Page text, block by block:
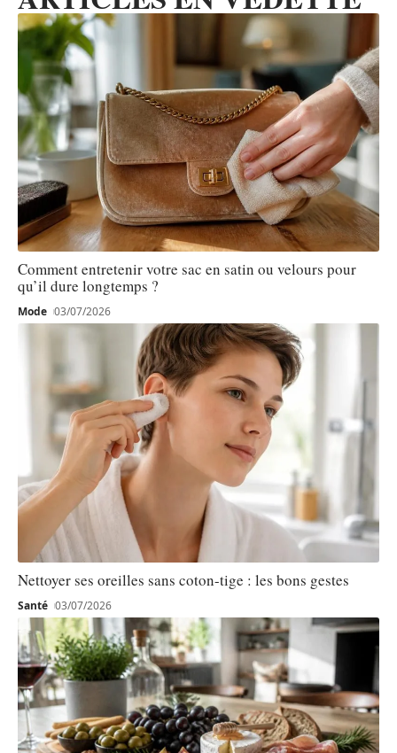
Comment entretenir votre sac en satin ou velours pour
qu’il dure longtemps ?
Mode 03/07/2026
Nettoyer ses oreilles sans coton-tige : les bons gestes
Santé 03/07/2026